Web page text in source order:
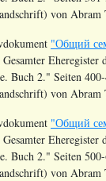
von Abram
"Общий
Gesamter Eheregister
Buch 2." Seiten
von Abram
"Общий
Gesamter Eheregister
Buch 2." Seiten
von Abram